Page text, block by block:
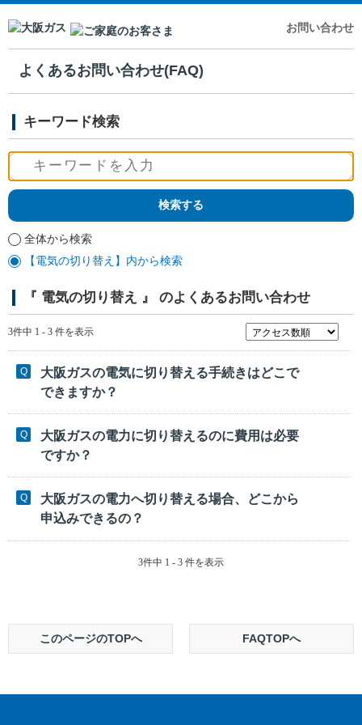
お問い合わせ
よくあるお問い合わせ(FAQ)
キーワード検索
全体から検索
【電気の切り替え】内から検索
『 電気の切り替え 』 のよくあるお問い合わせ
3件中 1 - 3 件を表示
大阪ガスの電気に切り替える手続きはどこで
できますか？
大阪ガスの電力に切り替えるのに費用は必要
ですか？
大阪ガスの電力へ切り替える場合、どこから
申込みできるの？
3件中 1 - 3 件を表示
このページのTOPへ FAQTOPへ